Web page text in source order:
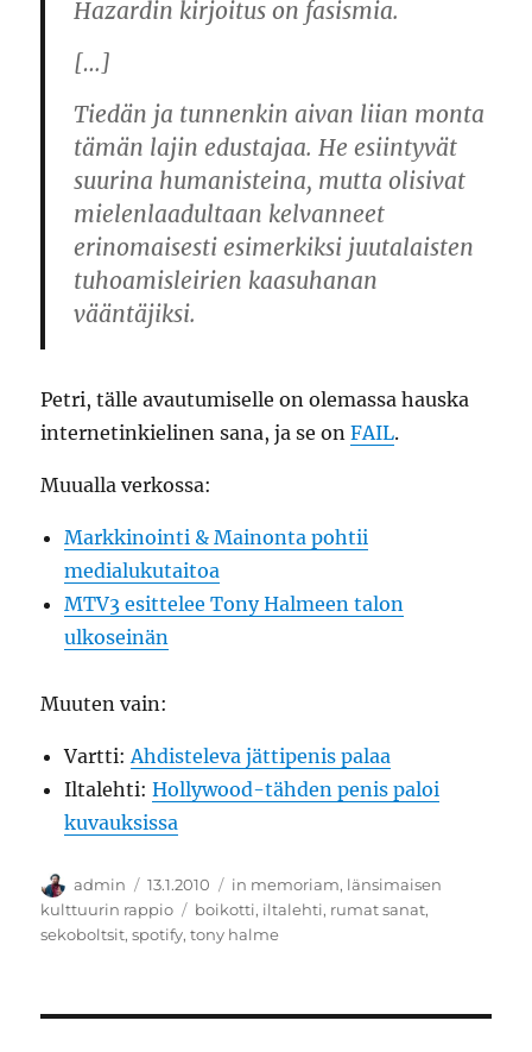
Hazardin kirjoitus on fasismia.
[…]
Tiedän ja tunnenkin aivan liian monta
tämän lajin edustajaa. He esiintyvät
suurina humanisteina, mutta olisivat
mielenlaadultaan kelvanneet
erinomaisesti esimerkiksi juutalaisten
tuhoamisleirien kaasuhanan
vääntäjiksi.
Petri, tälle avautumiselle on olemassa hauska
internetinkielinen sana, ja se onFAIL.
Muualla verkossa:
Markkinointi & Mainonta pohtii
medialukutaitoa
MTV3 esittelee Tony Halmeen talon
ulkoseinän
Muuten vain:
Vartti: Ahdisteleva jättipenis palaa
Iltalehti:Hollywood-tähden penis paloi
kuvauksissa
Kirjoittaja
admin Julkaistu
13.1.2010 Kategoriat
in memoriam, länsimaisen
kulttuurin rappio
Avainsanat
boikotti, iltalehti, rumat sanat,
sekoboltsit,spotify,tony halme